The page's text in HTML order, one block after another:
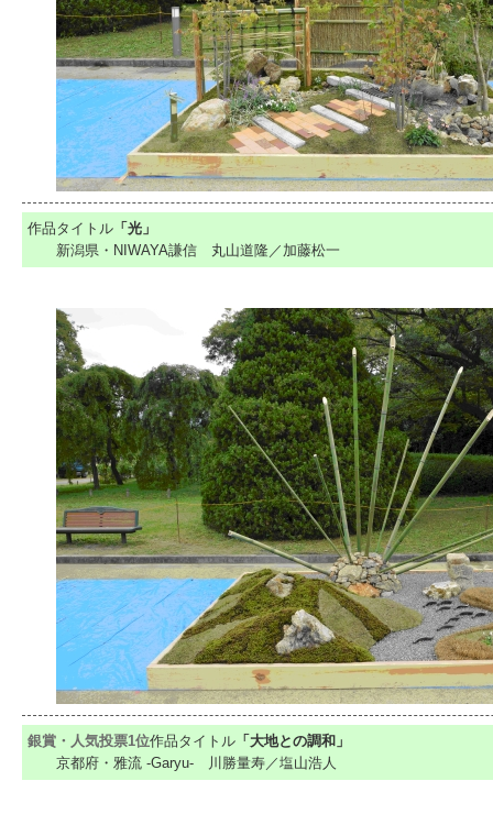
作品タイトル 「光」
新潟県・NIWAYA謙信 丸山道隆／加藤松一
銀賞・人気投票1位作品タイトル 「大地との調和」
京都府・雅流 ‐Garyu‐ 川勝量寿／塩山浩人